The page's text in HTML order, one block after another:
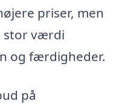
priser, men
stor værdi
og færdigheder.
på